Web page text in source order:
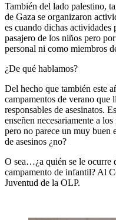
También del lado palestino,
de Gaza se organizaron
es cuando dichas actividades
pasajero de los niños pero
personal ni como miembros
¿De qué hablamos?
Del hecho que también este
campamentos de verano que
responsables de asesinatos.
enseñen necesariamente a
pero no parece un muy buen
de asesinos ¿no?
O sea…¿a quién se le ocurre
campamento de infantil? Al
Juventud de la OLP.